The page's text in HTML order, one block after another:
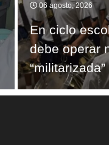
06 agosto, 2026
En ciclo
debe operar
“militarizada”